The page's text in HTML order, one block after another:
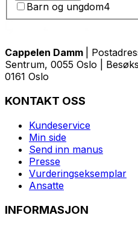
Barn og ungdom4
Cappelen Damm
|
Sentrum, 0055 Oslo |
0161 Oslo
KONTAKT OSS
Kundeservice
Min side
Send inn manus
Presse
Vurderingseksemplar
Ansatte
INFORMASJON